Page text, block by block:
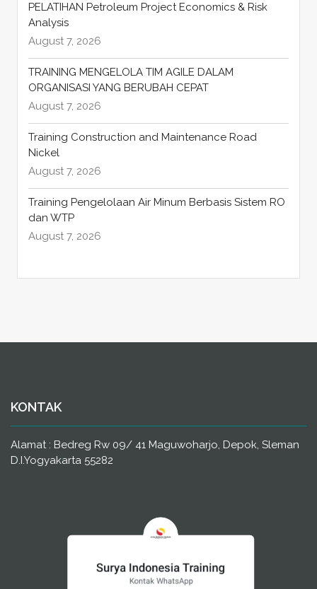
PELATIHAN Petroleum Project Economics & Risk
Analysis
August 7, 2026
TRAINING MENGELOLA TIM AGILE DALAM
ORGANISASI YANG BERUBAH CEPAT
August 7, 2026
Training Construction and Maintenance Road
Nickel
August 7, 2026
Training Pengelolaan Air Minum Berbasis Sistem RO
dan WTP
August 7, 2026
KONTAK
Alamat : Bedreg Rw 09/ 41 Maguwoharjo, Depok, Sleman
D.I.Yogyakarta 55282